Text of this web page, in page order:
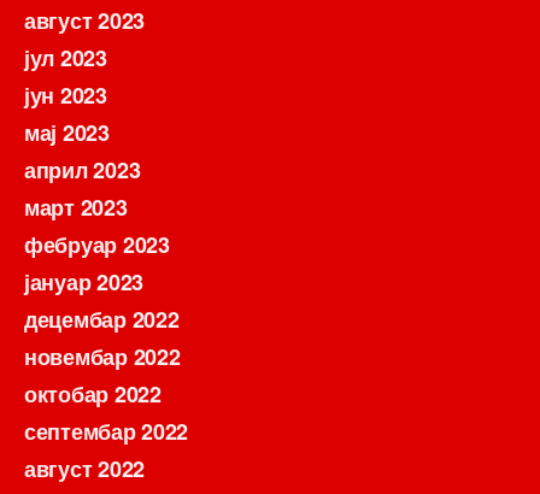
август 2023
јул 2023
јун 2023
мај 2023
април 2023
март 2023
фебруар 2023
јануар 2023
децембар 2022
новембар 2022
октобар 2022
септембар 2022
август 2022